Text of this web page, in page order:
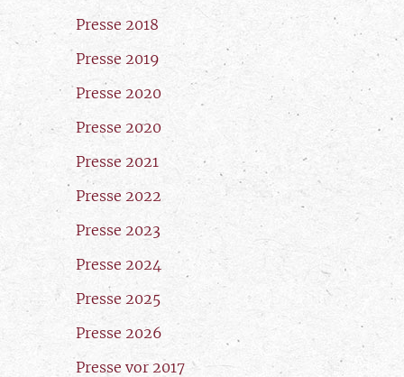
Presse 2018
Presse 2019
Presse 2020
Presse 2020
Presse 2021
Presse 2022
Presse 2023
Presse 2024
Presse 2025
Presse 2026
Presse vor 2017